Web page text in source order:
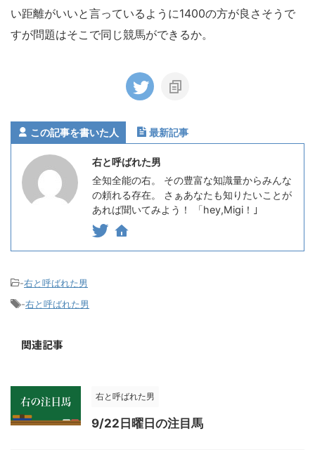
い距離がいいと言っているように1400の方が良さそうで
すが問題はそこで同じ競馬ができるか。
この記事を書いた人 最新記事
右と呼ばれた男
全知全能の右。 その豊富な知識量からみんな
の頼れる存在。 さぁあなたも知りたいことが
あれば聞いてみよう！ 「hey,Migi！｣
-右と呼ばれた男
-右と呼ばれた男
関連記事
右と呼ばれた男
9/22日曜日の注目馬